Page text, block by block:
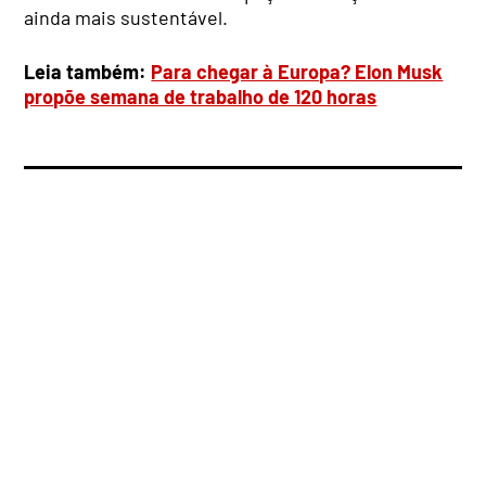
ainda mais sustentável.
Leia também: Para chegar à Europa? Elon Musk
propõe semana de trabalho de 120 horas